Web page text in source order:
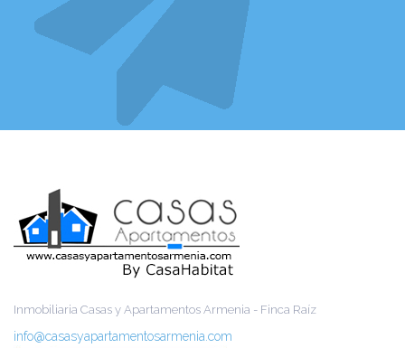
Inmobiliaria Casas y Apartamentos Armenia - Finca Raíz
info@casasyapartamentosarmenia.com